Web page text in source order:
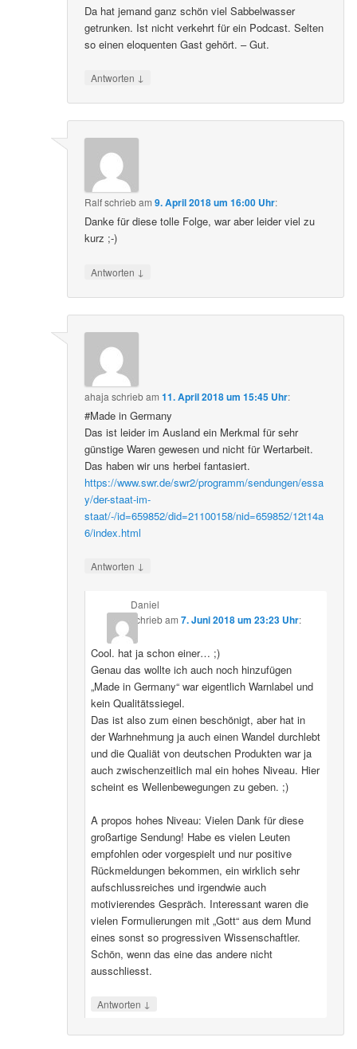
Da hat jemand ganz schön viel Sabbelwasser
getrunken. Ist nicht verkehrt für ein Podcast. Selten
so einen eloquenten Gast gehört. – Gut.
Antworten ↓
Ralfschriebam9. April 2018 um 16:00 Uhr:
Danke für diese tolle Folge, war aber leider viel zu
kurz ;-)
Antworten ↓
ahaja schriebam11. April 2018 um 15:45 Uhr:
#Made in Germany
Das ist leider im Ausland ein Merkmal für sehr
günstige Waren gewesen und nicht für Wertarbeit.
Das haben wir uns herbei fantasiert.
https://www.swr.de/swr2/programm/sendungen/essa
y/der-staat-im-
staat/-/id=659852/did=21100158/nid=659852/12t14a
6/index.html
Antworten ↓
Daniel
schriebam 7. Juni 2018 um 23:23 Uhr:
Cool. hat ja schon einer… ;)
Genau das wollte ich auch noch hinzufügen
„Made in Germany“ war eigentlich Warnlabel und
kein Qualitätssiegel.
Das ist also zum einen beschönigt, aber hat in
der Warhnehmung ja auch einen Wandel durchlebt
und die Qualiät von deutschen Produkten war ja
auch zwischenzeitlich mal ein hohes Niveau. Hier
scheint es Wellenbewegungen zu geben. ;)
A propos hohes Niveau: Vielen Dank für diese
großartige Sendung! Habe es vielen Leuten
empfohlen oder vorgespielt und nur positive
Rückmeldungen bekommen, ein wirklich sehr
aufschlussreiches und irgendwie auch
motivierendes Gespräch. Interessant waren die
vielen Formulierungen mit „Gott“ aus dem Mund
eines sonst so progressiven Wissenschaftler.
Schön, wenn das eine das andere nicht
ausschliesst.
Antworten ↓